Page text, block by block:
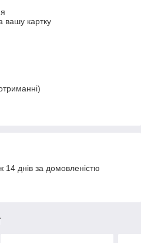
вашу картку
днів за домовленістю